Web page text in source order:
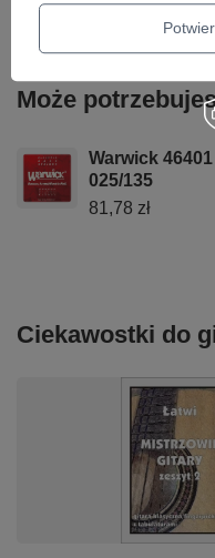
Może
Warwick
025/135
81,78 zł
Ciekawostki do